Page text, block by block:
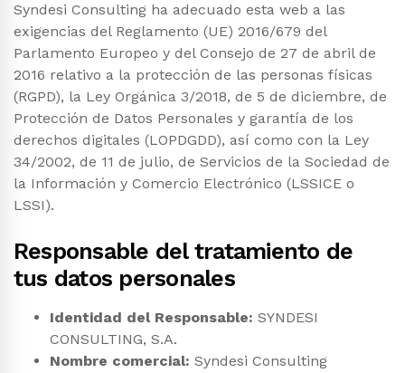
Syndesi Consulting ha adecuado esta web a las
exigencias del Reglamento (UE) 2016/679 del
Parlamento Europeo y del Consejo de 27 de abril de
2016 relativo a la protección de las personas físicas
(RGPD), la Ley Orgánica 3/2018, de 5 de diciembre, de
Protección de Datos Personales y garantía de los
derechos digitales (LOPDGDD), así como con la Ley
34/2002, de 11 de julio, de Servicios de la Sociedad de
la Información y Comercio Electrónico (LSSICE o
LSSI).
Responsable del tratamiento de
tus datos personales
Identidad del Responsable: SYNDESI
CONSULTING, S.A.
Nombre comercial: Syndesi Consulting